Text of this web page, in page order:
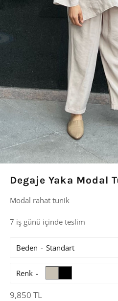
Degaje Yaka Modal
Modal rahat tunik
7 iş günü içinde teslim
Beden
Renk
Normal
9,850 TL